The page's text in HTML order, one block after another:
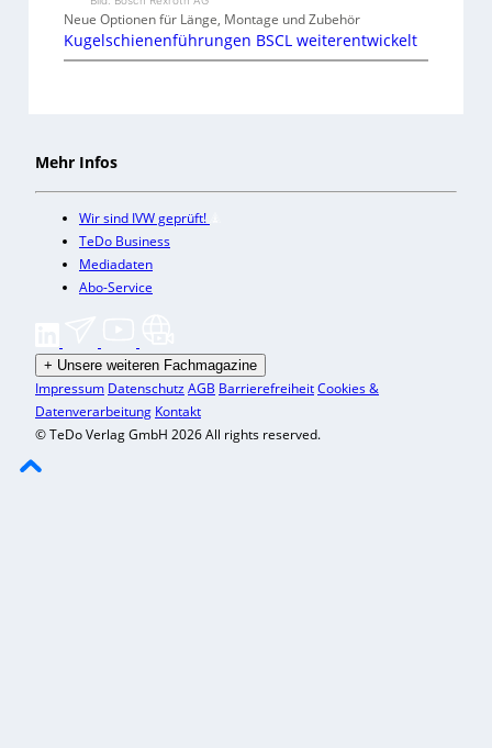
Neue Optionen für Länge, Montage und Zubehör
Kugelschienenführungen BSCL weiterentwickelt
Mehr Infos
Wir sind IVW geprüft!
TeDo Business
Mediadaten
Abo-Service
+ Unsere weiteren Fachmagazine
Impressum DatenschutzAGB BarrierefreiheitCookies &
Datenverarbeitung Kontakt
© TeDo Verlag GmbH 2026 All rights reserved.